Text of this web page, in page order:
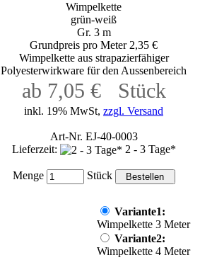
Wimpelkette
grün-weiß
Gr. 3 m
Grundpreis pro Meter 2,35 €
Wimpelkette aus strapazierfähiger
Polyesterwirkware für den Aussenbereich
ab 7,05 € Stück
inkl. 19% MwSt, zzgl. Versand
Art-Nr. EJ-40-0003
Lieferzeit:
2 - 3 Tage*
Menge
Stück
Variante1:
Wimpelkette 3 Meter
Variante2:
Wimpelkette 4 Meter